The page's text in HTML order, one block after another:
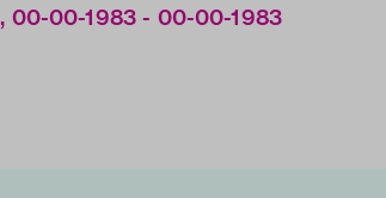
00-00-1983 - 00-00-1983